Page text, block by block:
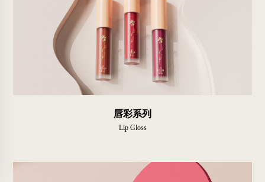
唇彩系列
Lip Gloss